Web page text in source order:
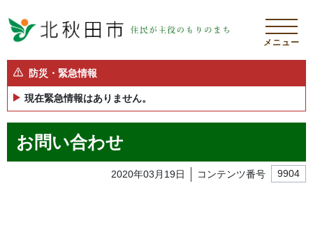
メニュー
防災・緊急情報
現在緊急情報はありません。
お問い合わせ
2020年03月19日 コンテンツ番号 9904